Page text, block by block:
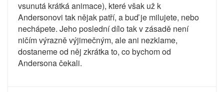
vsunutá krátká animace), které však už k
Andersonovi tak nějak patří, a buď je milujete, nebo
nechápete. Jeho poslední dílo tak v zásadě není
ničím výrazně výjimečným, ale ani nezklame,
dostaneme od něj zkrátka to, co bychom od
Andersona čekali.